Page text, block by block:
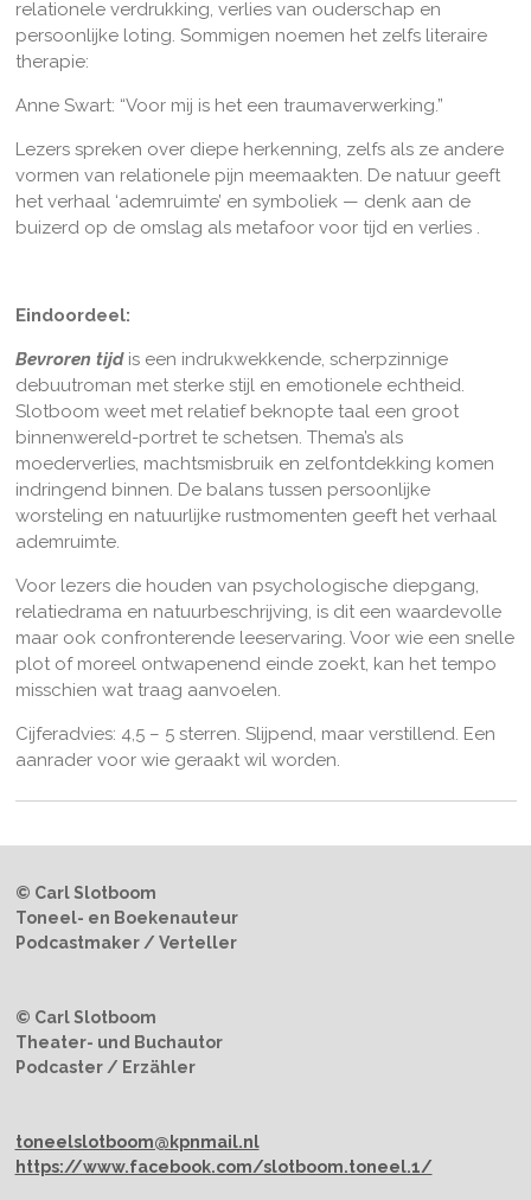
relationele verdrukking, verlies van ouderschap en
persoonlijke loting. Sommigen noemen het zelfs literaire
therapie:
Anne Swart: “Voor mij is het een traumaverwerking.”
Lezers spreken over diepe herkenning, zelfs als ze andere
vormen van relationele pijn meemaakten. De natuur geeft
het verhaal ‘ademruimte’ en symboliek — denk aan de
buizerd op de omslag als metafoor voor tijd en verlies .
Eindoordeel:
Bevroren tijdis een indrukwekkende, scherpzinnige
debuutroman met sterke stijl en emotionele echtheid.
Slotboom weet met relatief beknopte taal een groot
binnenwereld-portret te schetsen. Thema’s als
moederverlies, machtsmisbruik en zelfontdekking komen
indringend binnen. De balans tussen persoonlijke
worsteling en natuurlijke rustmomenten geeft het verhaal
ademruimte.
Voor lezers die houden van psychologische diepgang,
relatiedrama en natuurbeschrijving, is dit een waardevolle
maar ook confronterende leeservaring. Voor wie een snelle
plot of moreel ontwapenend einde zoekt, kan het tempo
misschien wat traag aanvoelen.
Cijferadvies: 4,5 – 5 sterren. Slijpend, maar verstillend. Een
aanrader voor wie geraakt wil worden.
© Carl Slotboom
Toneel- en Boekenauteur
Podcastmaker / Verteller
© Carl Slotboom
Theater- und Buchautor
Podcaster / Erzähler
toneelslotboom@kpnmail.nl
https://www.facebook.com/slotboom.toneel.1/